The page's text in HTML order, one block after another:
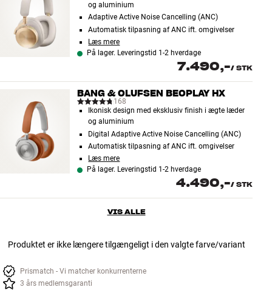
og aluminium
Adaptive Active Noise Cancelling (ANC)
Automatisk tilpasning af ANC ift. omgivelser
Læs mere
På lager. Leveringstid 1-2 hverdage
7.490,-/ STK
BANG & OLUFSEN BEOPLAY HX
168
Ikonisk design med eksklusiv finish i ægte læder
og aluminium
Digital Adaptive Active Noise Cancelling (ANC)
Automatisk tilpasning af ANC ift. omgivelser
Læs mere
På lager. Leveringstid 1-2 hverdage
4.490,-/ STK
VIS ALLE
Produktet er ikke længere tilgængeligt i den valgte farve/variant
Prismatch - Vi matcher konkurrenterne
3 års medlemsgaranti